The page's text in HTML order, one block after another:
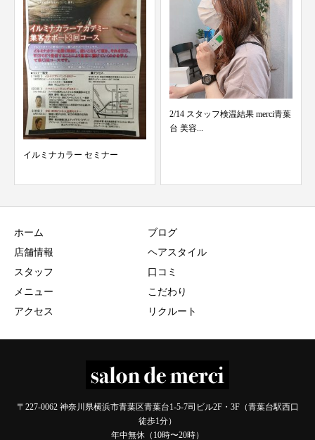
イルミナカラー セミナー
2/14 スタッフ検温結果 merci青葉
台 美容...
ホーム
店舗情報
スタッフ
メニュー
アクセス
ブログ
ヘアスタイル
口コミ
こだわり
リクルート
〒227-0062 神奈川県横浜市青葉区青葉台1-5-7司ビル2F・3F（青葉台駅西口
徒歩1分）
年中無休（10時〜20時）